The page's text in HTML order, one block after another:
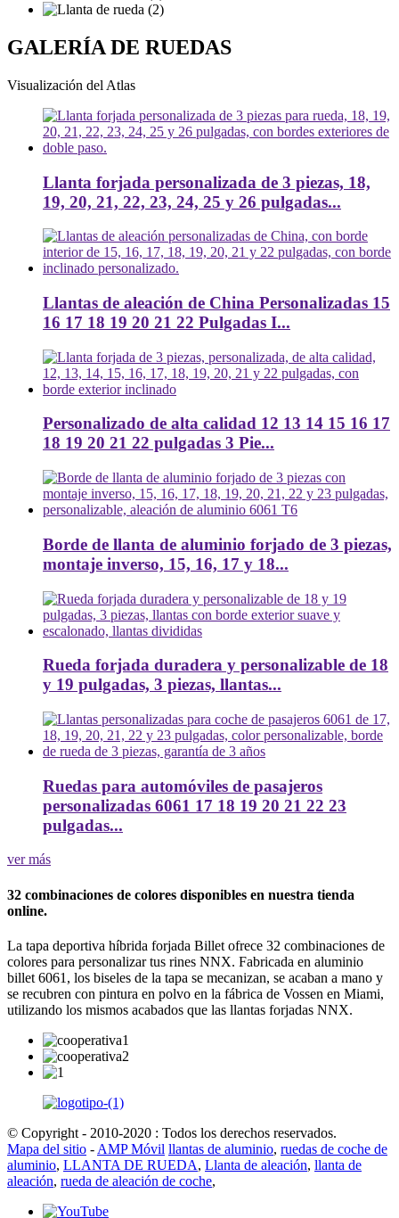
GALERÍA DE RUEDAS
Visualización del Atlas
Llanta forjada personalizada de 3 piezas, 18,
19, 20, 21, 22, 23, 24, 25 y 26 pulgadas...
Llantas de aleación de China Personalizadas 15
16 17 18 19 20 21 22 Pulgadas I...
Personalizado de alta calidad 12 13 14 15 16 17
18 19 20 21 22 pulgadas 3 Pie...
Borde de llanta de aluminio forjado de 3 piezas,
montaje inverso, 15, 16, 17 y 18...
Rueda forjada duradera y personalizable de 18
y 19 pulgadas, 3 piezas, llantas...
Ruedas para automóviles de pasajeros
personalizadas 6061 17 18 19 20 21 22 23
pulgadas...
ver más
32 combinaciones de colores disponibles en nuestra tienda
online.
La tapa deportiva híbrida forjada Billet ofrece 32 combinaciones de
colores para personalizar tus rines NNX. Fabricada en aluminio
billet 6061, los biseles de la tapa se mecanizan, se acaban a mano y
se recubren con pintura en polvo en la fábrica de Vossen en Miami,
utilizando los mismos acabados que las llantas forjadas NNX.
© Copyright - 2010-2020 : Todos los derechos reservados.
Mapa del sitio - AMP Móvil llantas de aluminio, ruedas de coche de
aluminio, LLANTA DE RUEDA, Llanta de aleación, llanta de
aleación, rueda de aleación de coche,